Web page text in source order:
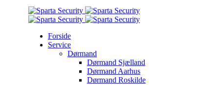
Forside
Service
Dørmand
Dørmand Sjælland
Dørmand Aarhus
Dørmand Roskilde